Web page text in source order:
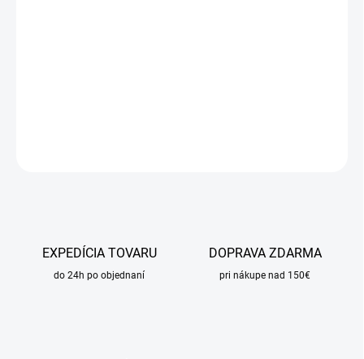
EXPEDÍCIA TOVARU
do 24h po objednaní
DOPRAVA ZDARMA
pri nákupe nad 150€